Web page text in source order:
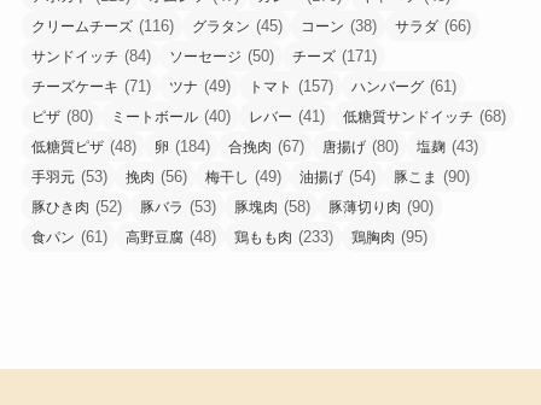
クリームチーズ (116) グラタン (45) コーン (38) サラダ (66)
サンドイッチ (84) ソーセージ (50) チーズ (171)
チーズケーキ (71) ツナ (49) トマト (157) ハンバーグ (61)
ピザ (80) ミートボール (40) レバー (41) 低糖質サンドイッチ (68)
低糖質ピザ (48) 卵 (184) 合挽肉 (67) 唐揚げ (80) 塩麹 (43)
手羽元 (53) 挽肉 (56) 梅干し (49) 油揚げ (54) 豚こま (90)
豚ひき肉 (52) 豚バラ (53) 豚塊肉 (58) 豚薄切り肉 (90)
食パン (61) 高野豆腐 (48) 鶏もも肉 (233) 鶏胸肉 (95)